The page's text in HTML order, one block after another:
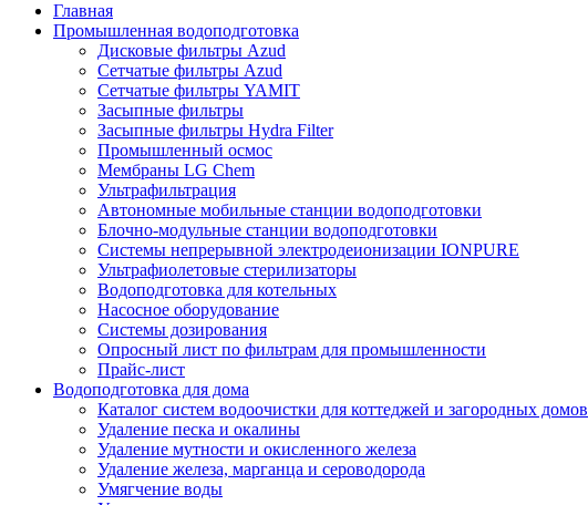
Главная
Промышленная водоподготовка
Дисковые фильтры Azud
Сетчатые фильтры Azud
Сетчатые фильтры YAMIT
Засыпные фильтры
Засыпные фильтры Hydra Filter
Промышленный осмос
Мембраны LG Chem
Ультрафильтрация
Автономные мобильные станции водоподготовки
Блочно-модульные станции водоподготовки
Системы непрерывной электродеионизации IONPURE
Ультрафиолетовые стерилизаторы
Водоподготовка для котельных
Насосное оборудование
Системы дозирования
Опросный лист по фильтрам для промышленности
Прайс-лист
Водоподготовка для дома
Каталог систем водоочистки для коттеджей и загородных домов
Удаление песка и окалины
Удаление мутности и окисленного железа
Удаление железа, марганца и сероводорода
Умягчение воды